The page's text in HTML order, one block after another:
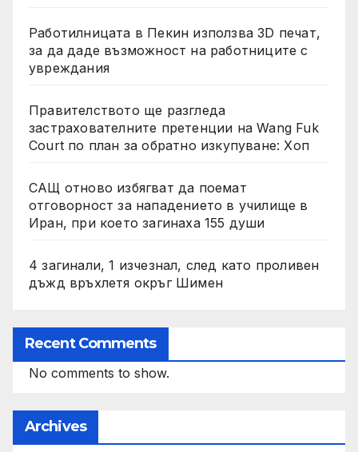
Работилницата в Пекин използва 3D печат,
за да даде възможност на работниците с
увреждания
Правителството ще разгледа
застрахователните претенции на Wang Fuk
Court по план за обратно изкупуване: Хоп
САЩ отново избягват да поемат
отговорност за нападението в училище в
Иран, при което загинаха 155 души
4 загинали, 1 изчезнал, след като проливен
дъжд връхлетя окръг Шимен
Recent Comments
No comments to show.
Archives